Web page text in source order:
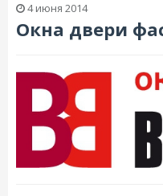
4 июня 2014
Окна двери